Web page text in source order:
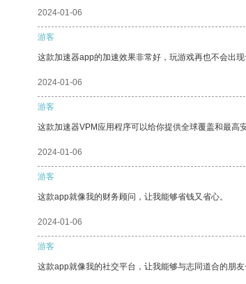
2024-01-06
游客
这款加速器app的加速效果非常好，玩游戏再也不会出
2024-01-06
游客
这款加速器VPM应用程序可以给你提供全球覆盖和最高
2024-01-06
游客
这款app就像我的财务顾问，让我能够省钱又省心。
2024-01-06
游客
这款app就像我的社交平台，让我能够与志同道合的朋友